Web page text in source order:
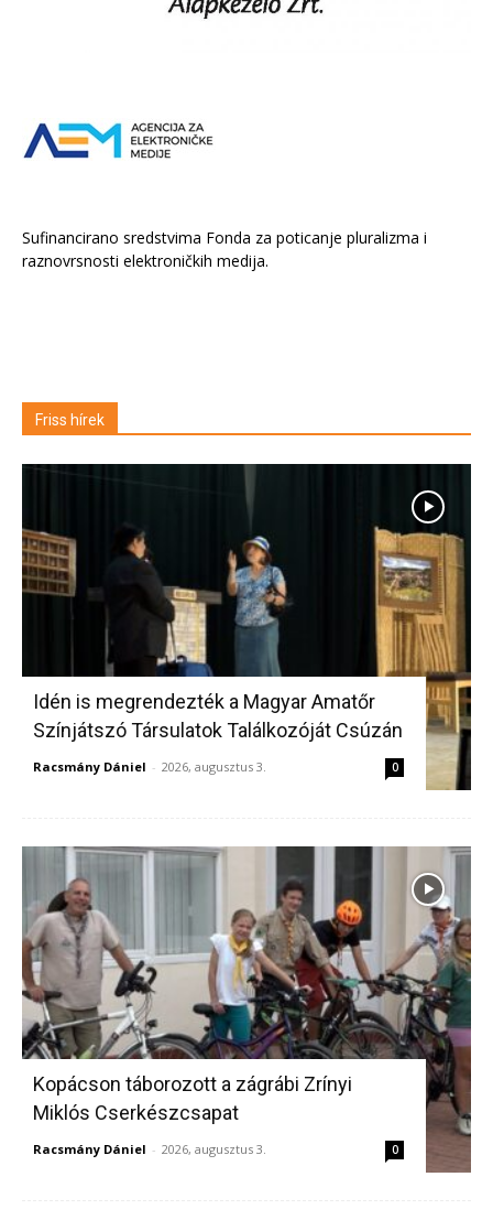
Sufinancirano sredstvima Fonda za poticanje pluralizma i
raznovrsnosti elektroničkih medija.
Friss hírek
Idén is megrendezték a Magyar Amatőr
Színjátszó Társulatok Találkozóját Csúzán
Racsmány Dániel - 2026, augusztus 3. 0
Kopácson táborozott a zágrábi Zrínyi
Miklós Cserkészcsapat
Racsmány Dániel - 2026, augusztus 3. 0